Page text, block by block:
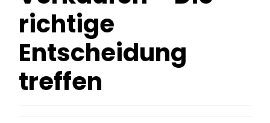
richtige
Entscheidung
treffen